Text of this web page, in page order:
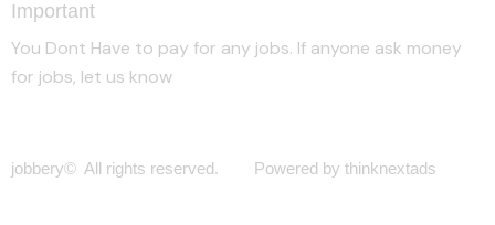
Important
You Dont Have to pay for any jobs. If anyone ask money
for jobs, let us know
jobbery© All rights reserved. Powered by thinknextads